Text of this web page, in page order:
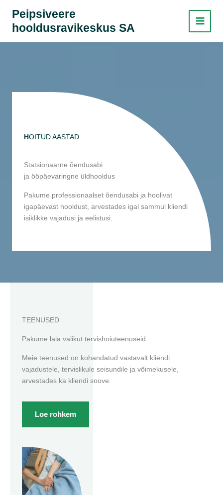
content
Peipsiveere
hooldusravikeskus SA
HOITUD AASTAD
Statsionaarne õendusabi
ja ööpäevaringne üldhooldus
Pakume professionaalset õendusabi ja hoolivat
igapäevast hooldust, arvestades igal sammul kliendi
isiklikke vajadusi ja eelistusi.
TEENUSED
Pakume laia valikut tervishoiuteenuseid
Meie teenused on kohandatud vastavalt kliendi
vajadustele, tervislikule seisundile ja võimekusele,
arvestades ka kliendi soove.
Loe rohkem